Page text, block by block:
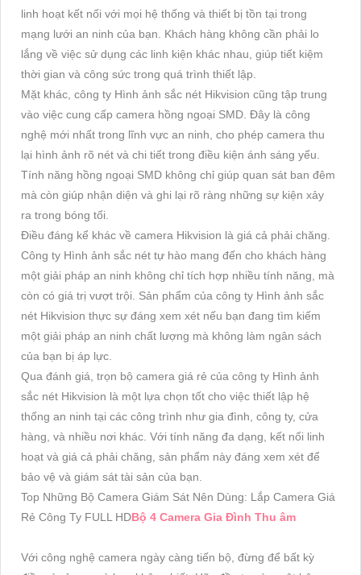
linh hoạt kết nối với mọi hệ thống và thiết bị tồn tại trong
mạng lưới an ninh của bạn. Khách hàng không cần phải lo
lắng về việc sử dụng các linh kiện khác nhau, giúp tiết kiệm
thời gian và công sức trong quá trình thiết lập.
Mặt khác, công ty Hình ảnh sắc nét Hikvision cũng tập trung
vào việc cung cấp camera hồng ngoại SMD. Đây là công
nghệ mới nhất trong lĩnh vực an ninh, cho phép camera thu
lại hình ảnh rõ nét và chi tiết trong điều kiện ánh sáng yếu.
Tính năng hồng ngoại SMD không chỉ giúp quan sát ban đêm
mà còn giúp nhận diện và ghi lại rõ ràng những sự kiện xảy
ra trong bóng tối.
Điều đáng kể khác về camera Hikvision là giá cả phải chăng.
Công ty Hình ảnh sắc nét tự hào mang đến cho khách hàng
một giải pháp an ninh không chỉ tích hợp nhiều tính năng, mà
còn có giá trị vượt trội. Sản phẩm của công ty Hình ảnh sắc
nét Hikvision thực sự đáng xem xét nếu bạn đang tìm kiếm
một giải pháp an ninh chất lượng mà không làm ngân sách
của bạn bị áp lực.
Qua đánh giá, trọn bộ camera giá rẻ của công ty Hình ảnh
sắc nét Hikvision là một lựa chọn tốt cho việc thiết lập hệ
thống an ninh tại các công trình như gia đình, công ty, cửa
hàng, và nhiều nơi khác. Với tính năng đa dạng, kết nối linh
hoạt và giá cả phải chăng, sản phẩm này đáng xem xét để
bảo vệ và giám sát tài sản của bạn.
Top Những Bộ Camera Giám Sát Nên Dùng: Lắp Camera Giá
Rẻ Công Ty FULL HDBộ 4 Camera Gia Đình Thu âm
Với công nghệ camera ngày càng tiến bộ, đừng để bất kỳ